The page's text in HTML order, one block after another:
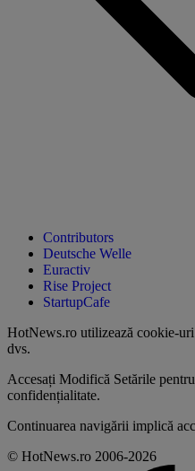
Contributors
Deutsche Welle
Euractiv
Rise Project
StartupCafe
HotNews.ro utilizează cookie-
dvs.
Accesați Modifică Setările
confidențialitate.
Continuarea navigării implică
© HotNews.ro 2006-2026